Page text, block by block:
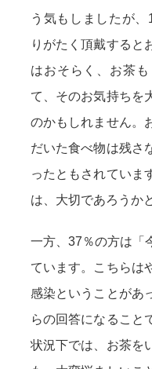
う気もしましたが
りがたく頂戴すると
はおそらく、お茶
て、そのお気持ちを
のかもしれません。
だいた食べ物は残さ
ったともされていま
は、大切であろうか
一方、37％の方は「
ています。こちらは
感染ということがあ
らの回答になること
状況下では、お茶を